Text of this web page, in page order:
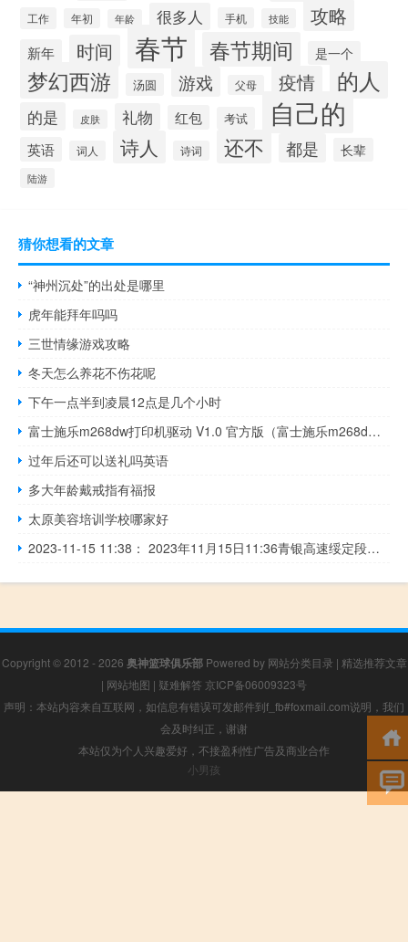
工作 年初 年龄 很多人 手机 技能 攻略
新年 时间 春节 春节期间 是一个
梦幻西游 汤圆 游戏 父母 疫情 的人
的是 皮肤 礼物 红包 考试 自己的
英语 词人 诗人 诗词 还不 都是 长辈
陆游
猜你想看的文章
“神州沉处”的出处是哪里
虎年能拜年吗吗
三世情缘游戏攻略
冬天怎么养花不伤花呢
下午一点半到凌晨12点是几个小时
富士施乐m268dw打印机驱动 V1.0 官方版（富士施乐m268dw打印机驱动 V1.0 官方版功能简介）
过年后还可以送礼吗英语
多大年龄戴戒指有福报
太原美容培训学校哪家好
2023-11-15 11:38： 2023年11月15日11:36青银高速绥定段定边收费站入口恢复正常通行。 ​​​
Copyright © 2012 - 2026 奥神篮球俱乐部Powered by 网站分类目录 | 精选推荐文章
| 网站地图 | 疑难解答 京ICP备06009323号
声明：本站内容来自互联网，如信息有错误可发邮件到f_fb#foxmail.com说明，我们
会及时纠正，谢谢
本站仅为个人兴趣爱好，不接盈利性广告及商业合作
小男孩